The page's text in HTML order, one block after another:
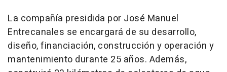
La compañía presidida por José Manuel
Entrecanales se encargará de su desarrollo,
diseño, financiación, construcción y operación y
mantenimiento durante 25 años. Además,